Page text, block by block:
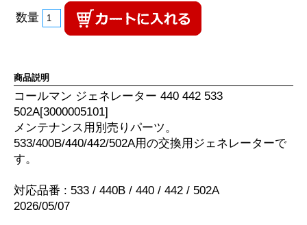
数量
商品説明
コールマン ジェネレーター 440 442 533
502A[3000005101]
メンテナンス用別売りパーツ。
533/400B/440/442/502A用の交換用ジェネレーターで
す。
対応品番 : 533 / 440B / 440 / 442 / 502A
2026/05/07